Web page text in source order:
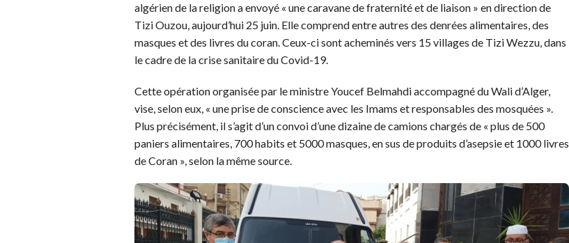
algérien de la religion a envoyé « une caravane de fraternité et de liaison » en direction de
Tizi Ouzou, aujourd’hui 25 juin. Elle comprend entre autres des denrées alimentaires, des
masques et des livres du coran. Ceux-ci sont acheminés vers 15 villages de Tizi Wezzu, dans
le cadre de la crise sanitaire du Covid-19.
Cette opération organisée par le ministre Youcef Belmahdi accompagné du Wali d’Alger,
vise, selon eux, « une prise de conscience avec les Imams et responsables des mosquées ».
Plus précisément, il s’agit d’un convoi d’une dizaine de camions chargés de « plus de 500
paniers alimentaires, 700 habits et 5000 masques, en sus de produits d’asepsie et 1000 livres
de Coran », selon la même source.